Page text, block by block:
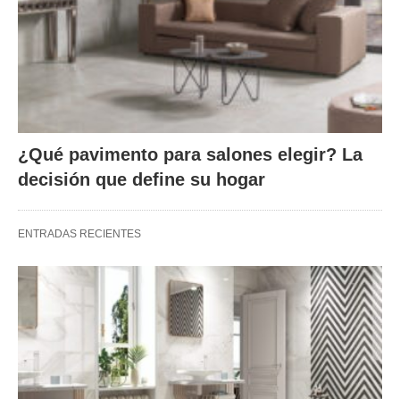
¿Qué pavimento para salones elegir? La
decisión que define su hogar
ENTRADAS RECIENTES